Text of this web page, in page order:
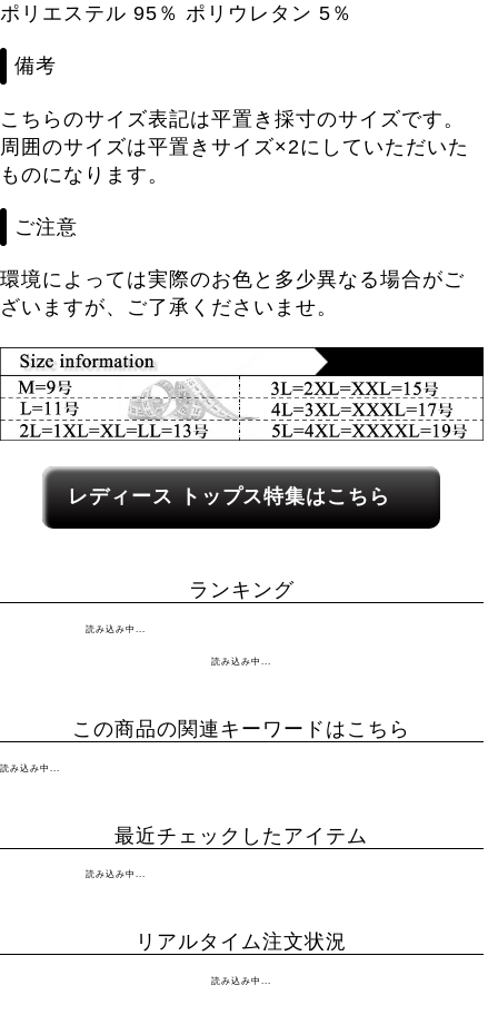
ポリエステル 95％ ポリウレタン 5％
備考
こちらのサイズ表記は平置き採寸のサイズです。
周囲のサイズは平置きサイズ×2にしていただいた
ものになります。
ご注意
環境によっては実際のお色と多少異なる場合がご
ざいますが、ご了承くださいませ。
レディース関連カテゴリーへのリンク
レディース トップス特集はこちら
ランキング
読み込み中...
読み込み中...
この商品の関連キーワードはこちら
読み込み中...
最近チェックしたアイテム
読み込み中...
リアルタイム注文状況
読み込み中...